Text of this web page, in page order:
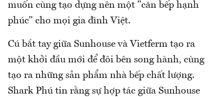
muốn cùng tạo dựng nên một "căn bếp hạnh
phúc" cho mọi gia đình Việt.
Cú bắt tay giữa Sunhouse và Vietferm tạo ra
một khởi đầu mới để đôi bên song hành, cùng
tạo ra những sản phẩm nhà bếp chất lượng.
Shark Phú tin rằng sự hợp tác giữa Sunhouse